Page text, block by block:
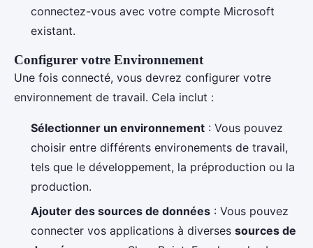
connectez-vous avec votre compte Microsoft
existant.
Configurer votre Environnement
Une fois connecté, vous devrez configurer votre
environnement de travail. Cela inclut :
Sélectionner un environnement : Vous pouvez
choisir entre différents environements de travail,
tels que le développement, la préproduction ou la
production.
Ajouter des sources de données : Vous pouvez
connecter vos applications à diverses sources de